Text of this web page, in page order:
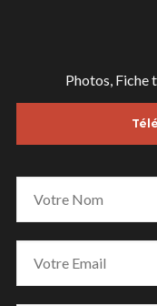
Photos, Fiche